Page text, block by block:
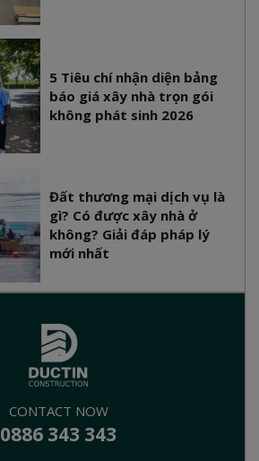
5 Tiêu chí nhận diện bảng
báo giá xây nhà trọn gói
không phát sinh 2026
Đất thương mại dịch vụ là
gì? Có được xây nhà ở
không? Giải đáp pháp lý
mới nhất
CONTACT NOW
0886 343 343